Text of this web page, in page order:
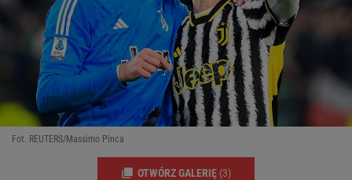
Fot. REUTERS/Massimo Pinca
OTWÓRZ GALERIĘ (3)